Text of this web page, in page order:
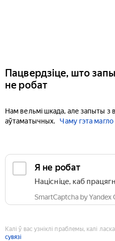
Пацвердзіце, што
не робат
Нам вельмі шкада, але запыты
аўтаматычных.
Чаму гэта
Я не робат
Націсніце, каб
SmartCaptcha by Yandex
Калі ў вас узніклі праблемы, калі
сувязі